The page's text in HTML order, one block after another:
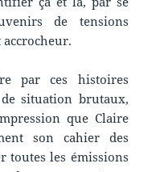
de tensions
accrocheur.
par ces histoires
situation brutaux,
que Claire
son cahier des
toutes les émissions